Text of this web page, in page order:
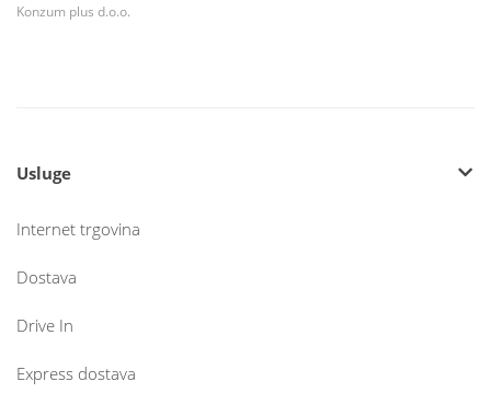
Konzum plus d.o.o.
Usluge
Internet trgovina
Dostava
Drive In
Express dostava